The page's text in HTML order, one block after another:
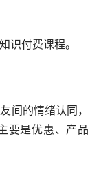
识付费课程。
间的情绪认同，
要是优惠、产品